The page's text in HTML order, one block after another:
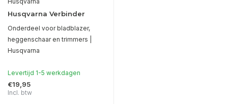
Husqvarna Verbinder
Onderdeel voor bladblazer,
heggenschaar en trimmers |
Husqvarna
Levertijd 1-5 werkdagen
€19,95
Incl. btw